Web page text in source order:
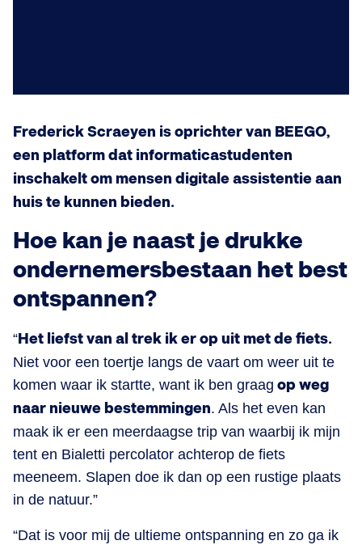
Frederick Scraeyen is oprichter van BEEGO,
een platform dat informaticastudenten
inschakelt om mensen digitale assistentie aan
huis te kunnen bieden.
Hoe kan je naast je drukke
ondernemersbestaan het best
ontspannen?
“ Het liefst van al trek ik er op uit met de fiets.
Niet voor een toertje langs de vaart om weer uit te
komen waar ik startte, want ik ben graag op weg
naar nieuwe bestemmingen. Als het even kan
maak ik er een meerdaagse trip van waarbij ik mijn
tent en Bialetti percolator achterop de fiets
meeneem. Slapen doe ik dan op een rustige plaats
in de natuur.”
“Dat is voor mij de ultieme ontspanning en zo ga ik